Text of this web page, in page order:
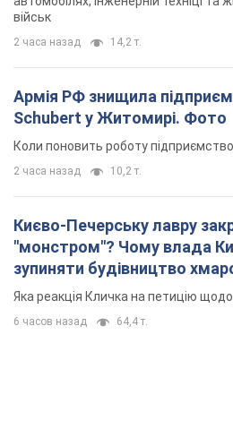
військ
2 часа назад 14,2 т.
Армія РФ знищила
Schubert у Житомирі. Фото
Коли поновить роботу
2 часа назад 10,2 т.
Києво-Печерську лавру
"монстром"? Чому влада
зупиняти будівництво
"московського вірянина"
Яка реакція Кличка на петицію
6 часов назад 64,4 т.